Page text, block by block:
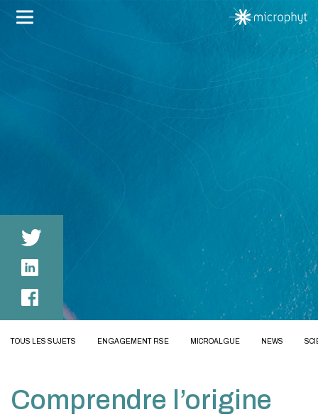
TOUS LES SUJETS ENGAGEMENT RSE MICROALGUE NEWS
Comprendre l’origine